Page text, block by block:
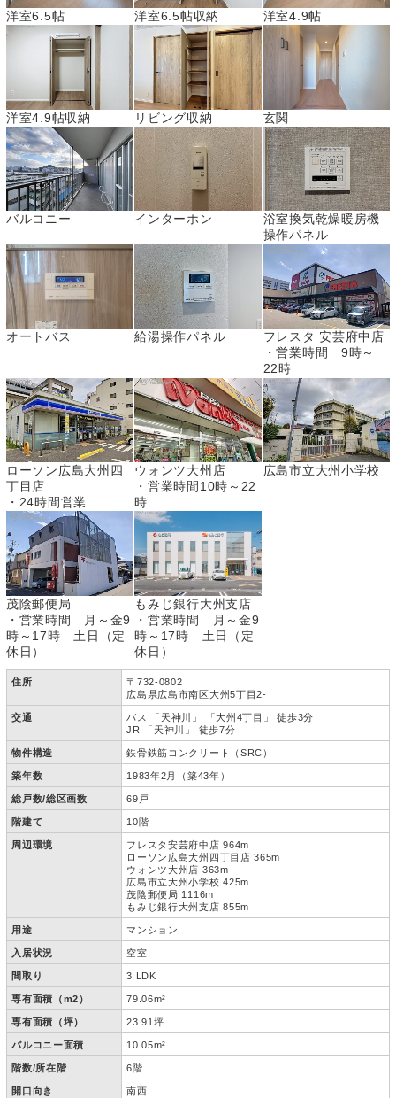
洋室6.5帖 洋室6.5帖収納 洋室4.9帖
洋室4.9帖収納 リビング収納 玄関
バルコニー インターホン
浴室換気乾燥暖房機
操作パネル
オートバス 給湯操作パネル
フレスタ 安芸府中店
・営業時間 9時～
22時
ローソン広島大州四
丁目店
・24時間営業
ウォンツ大州店
・営業時間10時～22
時
広島市立大州小学校
茂陰郵便局
・営業時間 月～金9
時～17時 土日（定
休日）
もみじ銀行大州支店
・営業時間 月～金9
時～17時 土日（定
休日）
住所
〒732-0802
広島県広島市南区大州5丁目2-
交通
バス 「天神川」 「大州4丁目」 徒歩3分
JR 「天神川」 徒歩7分
物件構造 鉄骨鉄筋コンクリート（SRC）
築年数 1983年2月（築43年）
総戸数/総区画数 69戸
階建て 10階
周辺環境
フレスタ安芸府中店 964m
ローソン広島大州四丁目店 365m
ウォンツ大州店 363m
広島市立大州小学校 425m
茂陰郵便局 1116m
もみじ銀行大州支店 855m
用途 マンション
入居状況 空室
間取り 3 LDK
専有面積（m2） 79.06m²
専有面積（坪） 23.91坪
バルコニー面積 10.05m²
階数/所在階 6階
開口向き 南西